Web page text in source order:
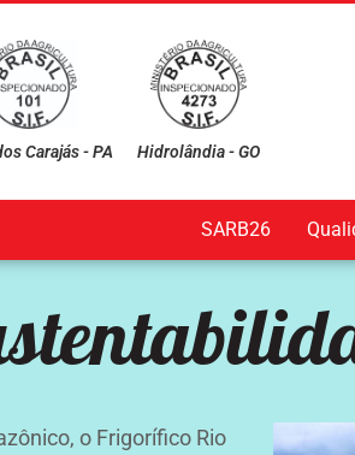
Carajás - PA Hidrolândia - GO
SARB26
o Frigorífico Rio